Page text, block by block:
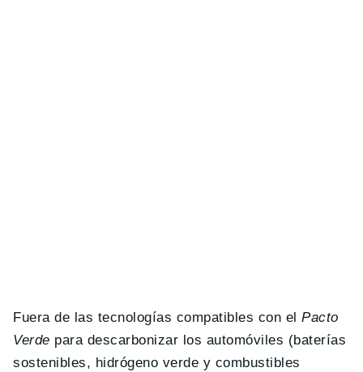
Fuera de las tecnologías compatibles con elPacto
Verde para descarbonizar los automóviles (baterías
sostenibles, hidrógeno verde y combustibles